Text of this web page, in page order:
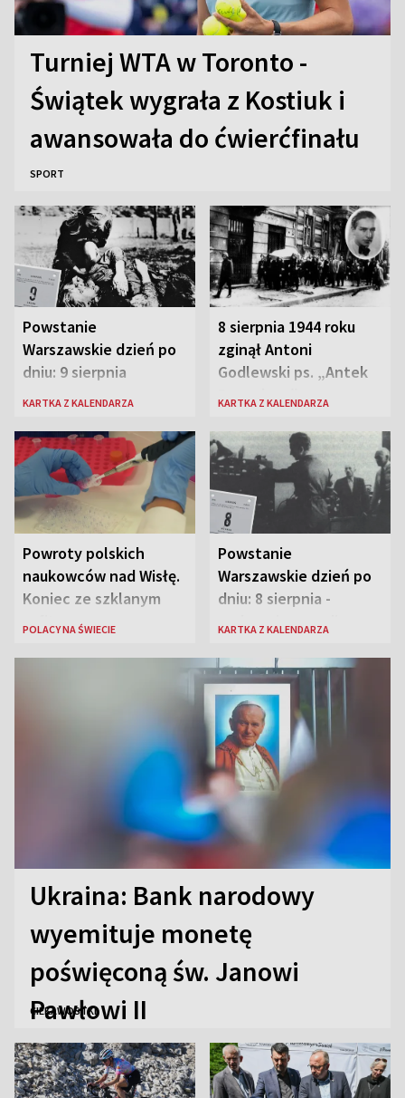
Turniej WTA w Toronto -
Świątek wygrała z Kostiuk i
awansowała do ćwierćfinału
SPORT
Powstanie
Warszawskie dzień po
dniu: 9 sierpnia
KARTKA Z KALENDARZA
8 sierpnia 1944 roku
zginął Antoni
Godlewski ps. „Antek
Rozpylacz”
KARTKA Z KALENDARZA
Powroty polskich
naukowców nad Wisłę.
Koniec ze szklanym
POLACY NA ŚWIECIE
Powstanie
Warszawskie dzień po
dniu: 8 sierpnia -
„Antka Rozpylacza”
KARTKA Z KALENDARZA
Ukraina: Bank narodowy
wyemituje monetę
poświęconą św. Janowi
Pawłowi II
CIEKAWOSTKI